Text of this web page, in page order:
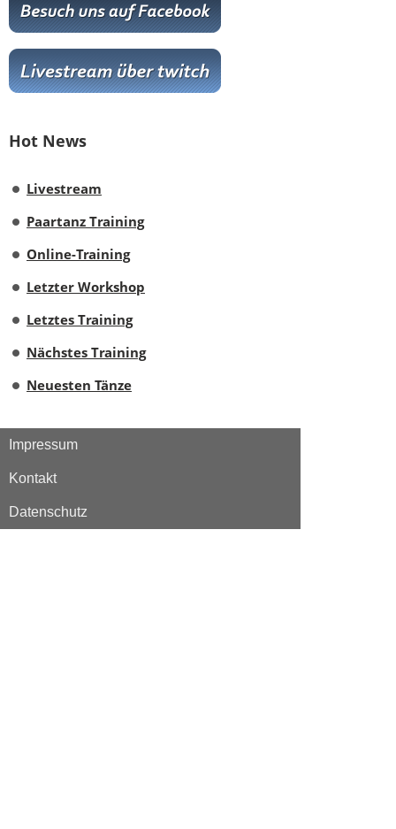
Hot News
Livestream
Paartanz Training
Online-Training
Letzter Workshop
Letztes Training
Nächstes Training
Neuesten Tänze
Impressum
Kontakt
Datenschutz